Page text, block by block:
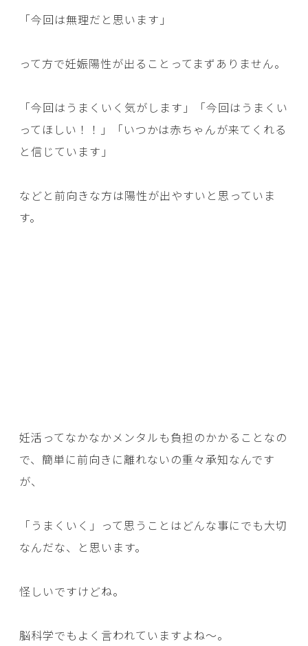
「今回は無理だと思います」
って方で妊娠陽性が出ることってまずありません。
「今回はうまくいく気がします」「今回はうまくい
ってほしい！！」「いつかは赤ちゃんが来てくれる
と信じています」
などと前向きな方は陽性が出やすいと思っていま
す。
妊活ってなかなかメンタルも負担のかかることなの
で、簡単に前向きに離れないの重々承知なんです
が、
「うまくいく」って思うことはどんな事にでも大切
なんだな、と思います。
怪しいですけどね。
脳科学でもよく言われていますよね～。